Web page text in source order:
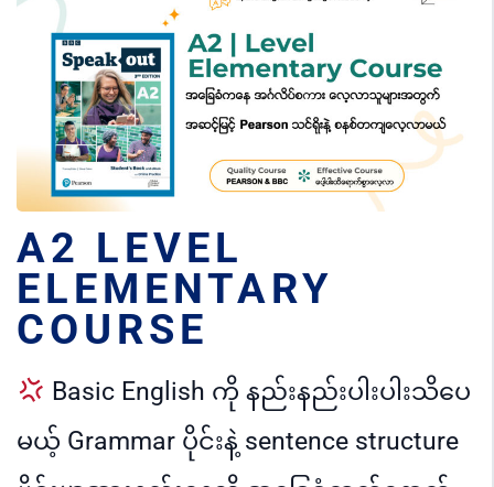
A2 LEVEL
ELEMENTARY
COURSE
Basic English ကို နည်းနည်းပါးပါးသိပေ
မယ့် Grammar ပိုင်းနဲ့ sentence structure